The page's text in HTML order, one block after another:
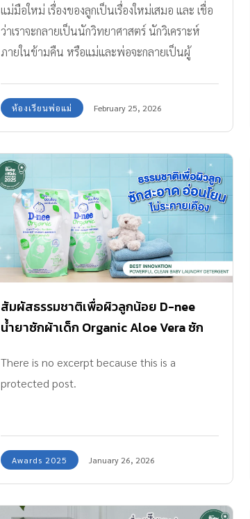
ทารกแรกคลอด เพื่อโอกาสในการดูแลสุขภาพใน
อนาคต สเต็มเซลล์เด็กทารกแรกคลอด เก็บจากส่วน
ไหนได้บ้าง เลือกธนาคารจัดเก็บสเต็มเซลล์อย่างไร
สเต็มเซลล์ระดับสากล จาก MEDEZE Group การ
วางแผนสุขภาพลูกตั้งแต่วันนี้ คือการเตรียมความ
พร้อมเพื่ออนาคต สเต็มเซลล์เด็กทารกแรกคลอด
คืออะไร และทำไมจึงสำคัญตั้งแต่แรกเกิด สเต็ม
เซลล์เด็กทารกแรกคลอด คือเซลล์ต้นกำเนิดที่
สามารถพบได้จากเลือดในสายสะดือ และเนื้อเยื่อ
สายสะดือของทารกแรกคลอด เซลล์เหล่านี้มีความ
สามารถพิเศษในการแบ่งตัวเพิ่มจำนวน และ
พัฒนาไปเป็นเซลล์ชนิดต่าง ๆ ในร่างกาย เช่น เม็ด
เลือดแดง เม็ดเลือดขาว และ เกล็ดเลือด […]
แม่มือใหม่ เรื่องของลูกเป็นเรื่องใหม่เสมอ และ เชื่อ
ว่าเราจะกลายเป็นนักวิทยาศาสตร์ นักวิเคราะห์
ภายในข้ามคืน หรือแม่และพ่อจะกลายเป็นผู้
ลักษณะอึของลูกเป็นตัวชี้วัดสุขภาพ แบบที่มอง
เห็นได้ด้วยตาแบบง่าย และ มีความสำคัญมาก เรา
สามารถวิเคราะห์สุขภาพของลูกได้เบื้องต้นจาก สีอึ
ทารก เช่น สี และ ลักษณะของอุจจาระบ่งบอกถึง
การย่อยอาหาร การได้รับนมไม่ว่าจะเป้นนมแม่
หรือ นมผงแบบพอเพียง รวมถึงภาวะร่างกาย เช่น
อุจจาระสีเหลืองนวลเหลืองทองหมายถึงความปกติ
สีเขียวอาจเกิดจากนมผง หรือ ธาตุเหล็ก สุดท้าย
หากเป็นสีดำ (หลังจากอุจจาระขี้เทาแรกเกิด) หรือ สี
ขาวซีด หรือ มีเลือดปน ถือเป็นสัญญาณผิดปกติที่
ต้องรีบพบแพทย์โดยด่วน ประเภทของสีและ
เหลือง (มัสตาร์ด หรือ เหลืองนวล) : สีปกติ โดย
เฉพาะทารกกินนมแม่ (อาจมีเนื้อเหลว หรือ เนื้อ
[…]
ห้องเรียนพ่อแม่ February 25, 2026
สัมผัสธรรมชาติเพื่อผิวลูกน้อย D-nee
น้ำยาซักผ้าเด็ก Organic Aloe Vera ซัก
There is no excerpt because this is a
protected post.
Awards 2025 January 26, 2026